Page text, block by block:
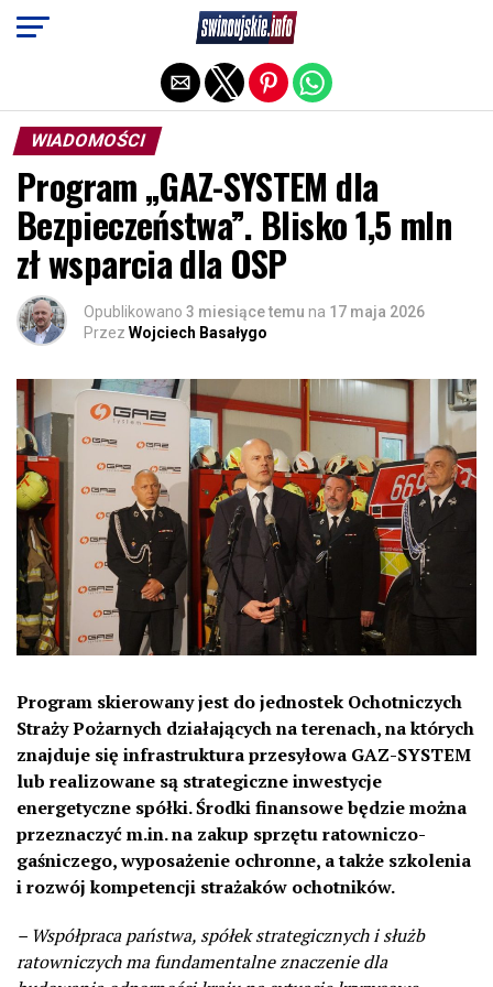
WIADOMOŚCI
Program „GAZ-SYSTEM dla
Bezpieczeństwa”. Blisko 1,5 mln
zł wsparcia dla OSP
Opublikowano 3 miesiące temu na 17 maja 2026
Przez Wojciech Basałygo
Program skierowany jest do jednostek Ochotniczych
Straży Pożarnych działających na terenach, na których
znajduje się infrastruktura przesyłowa GAZ-SYSTEM
lub realizowane są strategiczne inwestycje
energetyczne spółki. Środki finansowe będzie można
przeznaczyć m.in. na zakup sprzętu ratowniczo-
gaśniczego, wyposażenie ochronne, a także szkolenia
i rozwój kompetencji strażaków ochotników.
– Współpraca państwa, spółek strategicznych i służb
ratowniczych ma fundamentalne znaczenie dla
Exit mobile version